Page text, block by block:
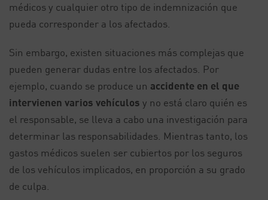
médicos y cualquier otro tipo de indemnización que
pueda corresponder a los afectados.
Sin embargo, existen situaciones más complejas que
pueden generar dudas entre los afectados. Por
ejemplo, cuando se produce un accidente en el que
intervienen varios vehículos y no está claro quién es
el responsable, se lleva a cabo una investigación para
determinar las responsabilidades. Mientras tanto, los
gastos médicos suelen ser cubiertos por los seguros
de los vehículos implicados, en proporción a su grado
de culpa.